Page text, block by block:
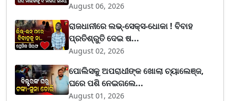
August 06, 2026
ରାଜଧାନୀରେ ଲଭ୍-ସେକ୍ସ-ଧୋକା ! ବିବାହ
ପ୍ରତିଶ୍ରୁତି ଦେଇ ଷ...
August 02, 2026
ପୋଲିସକୁ ଅପରାଧୀଙ୍କ ଖୋଲା ଚ୍ୟାଲେଞ୍ଜ,
ଘରେ ପଶି ନେଇଗଲେ...
August 01, 2026